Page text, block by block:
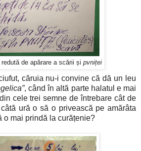
de apărare a scării și pvniței
căruia nu-i convine că dă un leu
, când în altă parte halatul e mai
cele trei semne de întrebare cât de
ură o să o privească pe amărâta
o mai prindă la curățenie?